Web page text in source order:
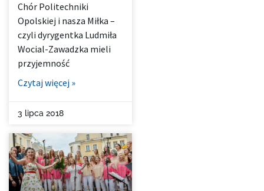
Chór Politechniki
Opolskiej i nasza Miłka –
czyli dyrygentka Ludmiła
Wocial-Zawadzka mieli
przyjemność
Czytaj więcej »
3 lipca 2018